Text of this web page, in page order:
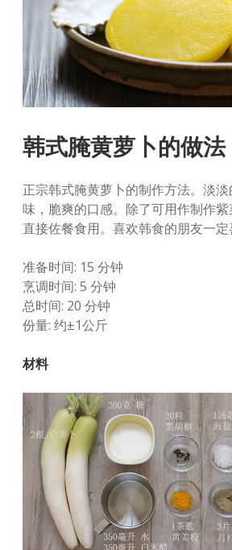
韩式腌黄萝卜的做法
正宗韩式腌黄萝卜的制作方法。淡
味，脆爽的口感。除了可用作制作
直接佐餐食用。喜欢韩食的朋友一定
准备时间: 15 分钟
烹调时间: 5 分钟
总时间: 20 分钟
份量: 约±1公斤
材料